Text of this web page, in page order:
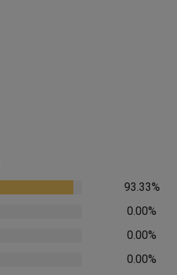
93.33%
0.00%
0.00%
0.00%